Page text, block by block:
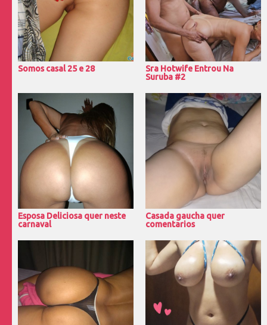
Somos casal 25 e 28
Sra Hotwife Entrou Na
Suruba #2
Esposa Deliciosa quer neste
carnaval
Casada gaucha quer
comentarios